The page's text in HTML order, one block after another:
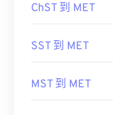
ChST 到 MET
SST 到 MET
MST 到 MET